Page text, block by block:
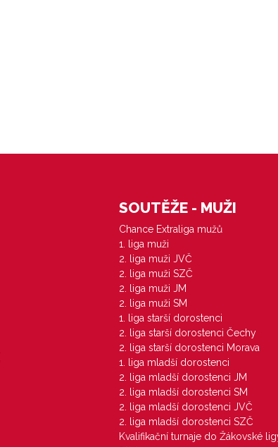
SOUTĚŽE - MUŽI
Chance Extraliga mužů
1. liga muži
2. liga muži JVČ
2. liga muži SZČ
2. liga muži JM
2. liga muži SM
1. liga starší dorostenci
2. liga starší dorostenci Čechy
2. liga starší dorostenci Morava
1. liga mladší dorostenci
2. liga mladší dorostenci JM
2. liga mladší dorostenci SM
2. liga mladší dorostenci JVČ
2. liga mladší dorostenci SZČ
Kvalifikační turnaje do Žákovské